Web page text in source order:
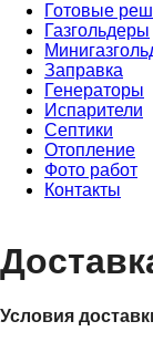
Готовые
Газгольдеры
Заправка
Генераторы
Испарители
Септики
Отопление
Фото работ
Контакты
Условия